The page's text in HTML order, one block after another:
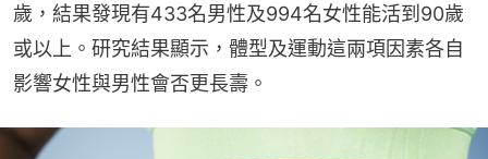
歲，結果發現有433名男性及994名女性能活到90歲
或以上。研究結果顯示，體型及運動這兩項因素各自
影響女性與男性會否更長壽。